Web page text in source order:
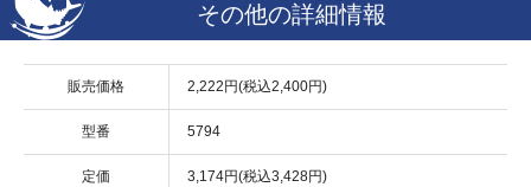
その他の詳細情報
販売価格 2,222円(税込2,400円)
型番 5794
定価 3,174円(税込3,428円)